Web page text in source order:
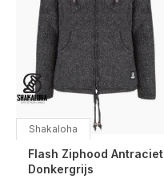
Shakaloha
Flash Ziphood Antraciet
Donkergrijs